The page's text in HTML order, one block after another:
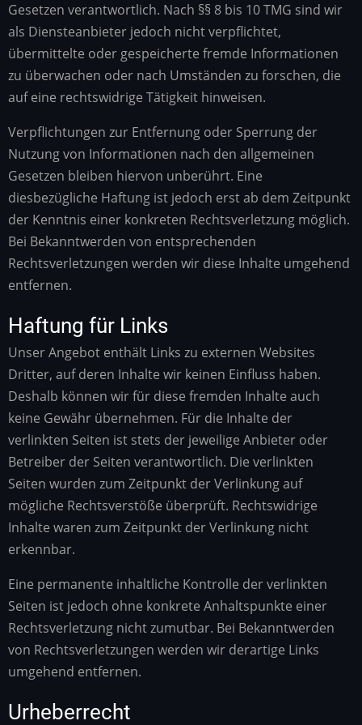
Gesetzen verantwortlich. Nach §§ 8 bis 10 TMG sind wir
als Diensteanbieter jedoch nicht verpflichtet,
übermittelte oder gespeicherte fremde Informationen
zu überwachen oder nach Umständen zu forschen, die
auf eine rechtswidrige Tätigkeit hinweisen.
Verpflichtungen zur Entfernung oder Sperrung der
Nutzung von Informationen nach den allgemeinen
Gesetzen bleiben hiervon unberührt. Eine
diesbezügliche Haftung ist jedoch erst ab dem Zeitpunkt
der Kenntnis einer konkreten Rechtsverletzung möglich.
Bei Bekanntwerden von entsprechenden
Rechtsverletzungen werden wir diese Inhalte umgehend
entfernen.
Haftung für Links
Unser Angebot enthält Links zu externen Websites
Dritter, auf deren Inhalte wir keinen Einfluss haben.
Deshalb können wir für diese fremden Inhalte auch
keine Gewähr übernehmen. Für die Inhalte der
verlinkten Seiten ist stets der jeweilige Anbieter oder
Betreiber der Seiten verantwortlich. Die verlinkten
Seiten wurden zum Zeitpunkt der Verlinkung auf
mögliche Rechtsverstöße überprüft. Rechtswidrige
Inhalte waren zum Zeitpunkt der Verlinkung nicht
erkennbar.
Eine permanente inhaltliche Kontrolle der verlinkten
Seiten ist jedoch ohne konkrete Anhaltspunkte einer
Rechtsverletzung nicht zumutbar. Bei Bekanntwerden
von Rechtsverletzungen werden wir derartige Links
umgehend entfernen.
Urheberrecht